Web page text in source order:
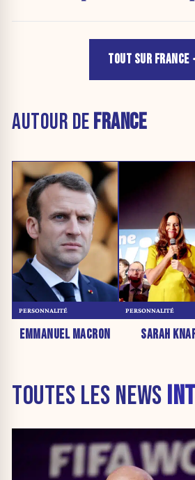
TOUT SUR FRANCE
AUTOUR DEFRANCE
EMMANUEL MACRON
PERSONNALITÉ
SARAH
PERSONNALITÉ
TOUTES LES NEWS